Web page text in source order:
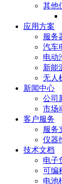
其他
应用方案
服务
汽车
电动
新能
无人
新闻中心
公司
市场
客户服务
服务
仪器
技术文档
电子
可编
电池